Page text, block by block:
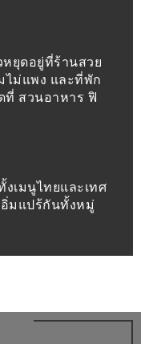
ยุดอยู่ที่ร้านสวย
ไม่แพง และที่พัก
ที่ สวนอาหาร ฟิ
เมนูไทยและเทศ
มแปร้กันทั้งหมู่